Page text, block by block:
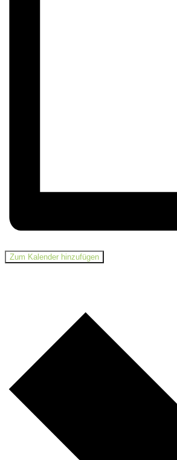
Zum Kalender hinzufügen